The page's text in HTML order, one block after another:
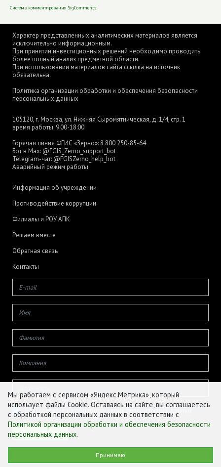
Характер представленных аналитических материалов является
исключительно информационным.
При принятии инвестиционных решений необходимо проводить
более полный анализ предметной области.
При использовании материалов сайта ссылка на источник
обязательна.
Политика организации обработки и обеспечения безопасности
персональных данных
105120, г. Москва, ул. Нижняя Сыромятническая, д. 1/4, стр. 1
время работы: 9:00-18:00
Горячая линия ФГИС «Зерно»: 8 800 250-85-64
Бот в Max: @FGIS_Zerno_support_bot
Telegram-чат: @FGISZerno_help_bot
Аварийный режим работы
Информация об учреждении
Противодействие коррупции
Филиалы и РОУ АПК
Решаем вместе
Обратная связь
Контакты
Даю согласие на обработку своих персональных данных
© ФГБУ «ЦЕНТР АГРОАНАЛИТИКИ», 2026
Мы работаем с сервисом «Яндекс.Метрика», который
использует файлы Cookie. Оставаясь на сайте, вы соглашаетесь
с обработкой персональных данных в соответствии с
Политикой организации обработки и обеспечения безопасности
персональных данных.
Принимаю